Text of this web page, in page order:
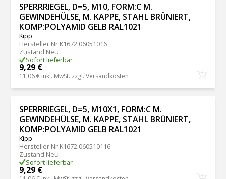
SPERRRIEGEL, D=5, M10, FORM:C M.
GEWINDEHÜLSE, M. KAPPE, STAHL BRÜNIERT,
KOMP:POLYAMID GELB RAL1021
Kipp
Hersteller Nr.K1672.06051016
Zustand:Neu
Sofort lieferbar
9,29 €
11,06 € inkl. MwSt. zzgl.Versandkosten
SPERRRIEGEL, D=5, M10X1, FORM:C M.
GEWINDEHÜLSE, M. KAPPE, STAHL BRÜNIERT,
KOMP:POLYAMID GELB RAL1021
Kipp
Hersteller Nr.K1672.060510116
Zustand:Neu
Sofort lieferbar
9,29 €